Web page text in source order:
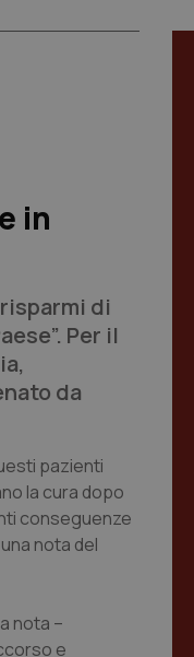
in
di
Per il
da
pazienti
la cura dopo
conseguenze
nota del
nota –
e